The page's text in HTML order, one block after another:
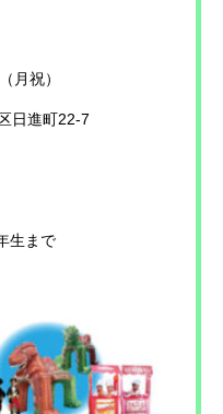
月祝）
日進町22-7
生まで